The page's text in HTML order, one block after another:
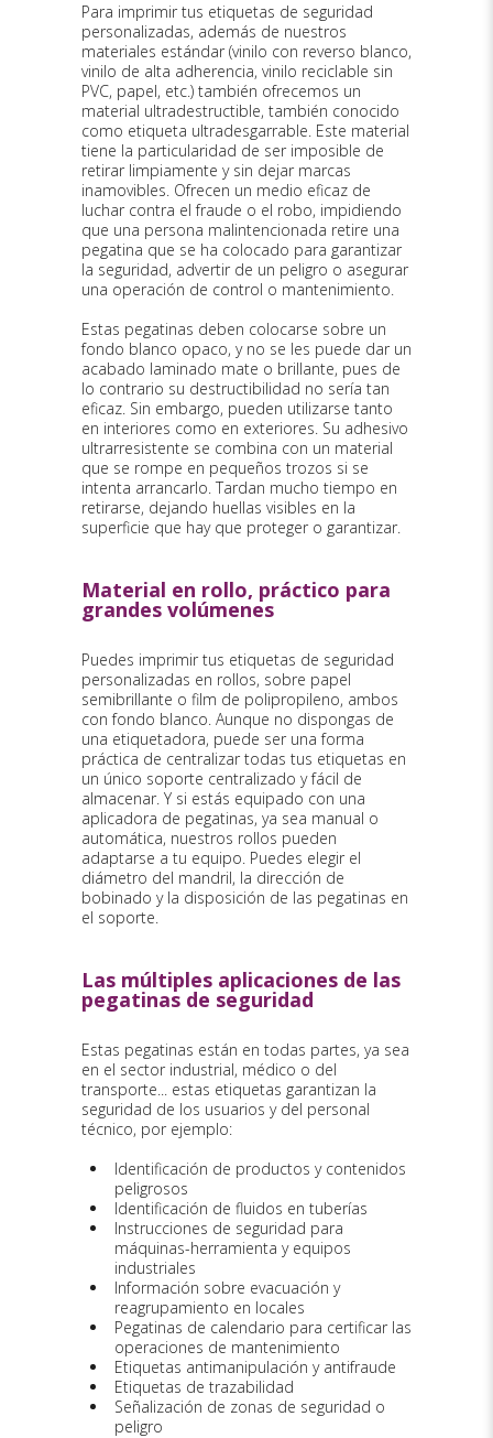
Para imprimir tus etiquetas de seguridad
personalizadas, además de nuestros
materiales estándar (vinilo con reverso blanco,
vinilo de alta adherencia, vinilo reciclable sin
PVC, papel, etc.) también ofrecemos un
material ultradestructible, también conocido
como etiqueta ultradesgarrable. Este material
tiene la particularidad de ser imposible de
retirar limpiamente y sin dejar marcas
inamovibles. Ofrecen un medio eficaz de
luchar contra el fraude o el robo, impidiendo
que una persona malintencionada retire una
pegatina que se ha colocado para garantizar
la seguridad, advertir de un peligro o asegurar
una operación de control o mantenimiento.
Estas pegatinas deben colocarse sobre un
fondo blanco opaco, y no se les puede dar un
acabado laminado mate o brillante, pues de
lo contrario su destructibilidad no sería tan
eficaz. Sin embargo, pueden utilizarse tanto
en interiores como en exteriores. Su adhesivo
ultrarresistente se combina con un material
que se rompe en pequeños trozos si se
intenta arrancarlo. Tardan mucho tiempo en
retirarse, dejando huellas visibles en la
superficie que hay que proteger o garantizar.
Material en rollo, práctico para
grandes volúmenes
Puedes imprimir tus etiquetas de seguridad
personalizadas en rollos, sobre papel
semibrillante o film de polipropileno, ambos
con fondo blanco. Aunque no dispongas de
una etiquetadora, puede ser una forma
práctica de centralizar todas tus etiquetas en
un único soporte centralizado y fácil de
almacenar. Y si estás equipado con una
aplicadora de pegatinas, ya sea manual o
automática, nuestros rollos pueden
adaptarse a tu equipo. Puedes elegir el
diámetro del mandril, la dirección de
bobinado y la disposición de las pegatinas en
el soporte.
Las múltiples aplicaciones de las
pegatinas de seguridad
Estas pegatinas están en todas partes, ya sea
en el sector industrial, médico o del
transporte... estas etiquetas garantizan la
seguridad de los usuarios y del personal
técnico, por ejemplo:
Identificación de productos y contenidos
peligrosos
Identificación de fluidos en tuberías
Instrucciones de seguridad para
máquinas-herramienta y equipos
industriales
Información sobre evacuación y
reagrupamiento en locales
Pegatinas de calendario para certificar las
operaciones de mantenimiento
Etiquetas antimanipulación y antifraude
Etiquetas de trazabilidad
Señalización de zonas de seguridad o
peligro